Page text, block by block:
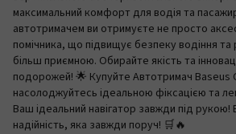
максимальний комфорт для водія та
автотримачем ви отримуєте не просто
помічника, що підвищує безпеку водіння
більш приємною. Обирайте якість та
подорожей! 🌟 Купуйте Автотримач Baseus
насолоджуйтесь ідеальною фіксацією та
Ваш ідеальний навігатор завжди під рукою!
надійність, яка завжди поруч! 🛒🔥